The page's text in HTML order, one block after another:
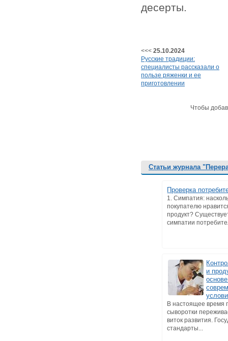
десерты.
<<< 25.10.2024
Русские традиции:
специалисты рассказали о
пользе ряженки и ее
приготовлении
Чтобы
Статьи журнала
Проверка
1. Симпатия:
покупателю
продукт?
симпатии
и
В настоящее время
сыворотки
виток развития.
стандарты...